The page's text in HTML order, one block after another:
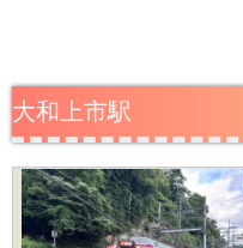
大和上市駅